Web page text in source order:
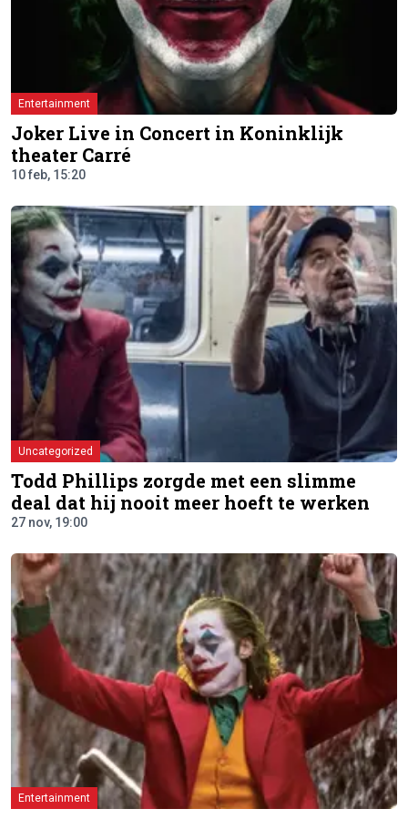
Entertainment
Joker Live in Concert in Koninklijk
theater Carré
10 feb, 15:20
Uncategorized
Todd Phillips zorgde met een slimme
deal dat hij nooit meer hoeft te werken
27 nov, 19:00
Entertainment